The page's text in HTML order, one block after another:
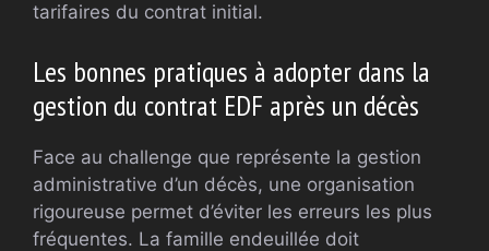
tarifaires du contrat initial.
Les bonnes pratiques à adopter dans la
gestion du contrat EDF après un décès
Face au challenge que représente la gestion
administrative d’un décès, une organisation
rigoureuse permet d’éviter les erreurs les plus
fréquentes. La famille endeuillée doit